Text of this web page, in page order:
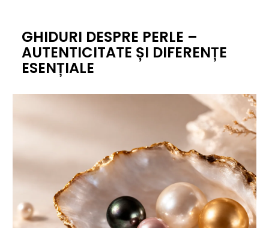
GHIDURI DESPRE PERLE –
AUTENTICITATE ȘI DIFERENȚE
ESENȚIALE